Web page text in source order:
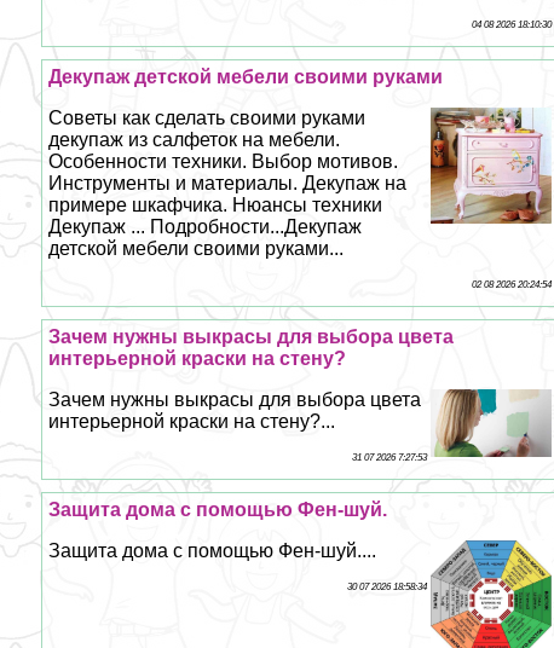
04 08 2026 18:10:30
Декупаж детской мебели своими руками
Советы как сделать своими руками
декупаж из салфеток на мебели.
Особенности техники. Выбор мотивов.
Инструменты и материалы. Декупаж на
примере шкафчика. Нюансы техники
Декупаж ... Подробности...Декупаж
детской мебели своими руками...
02 08 2026 20:24:54
Зачем нужны выкрасы для выбора цвета
интерьерной краски на стену?
Зачем нужны выкрасы для выбора цвета
интерьерной краски на стену?...
31 07 2026 7:27:53
Защита дома с помощью Фен-шуй.
Защита дома с помощью Фен-шуй....
30 07 2026 18:58:34